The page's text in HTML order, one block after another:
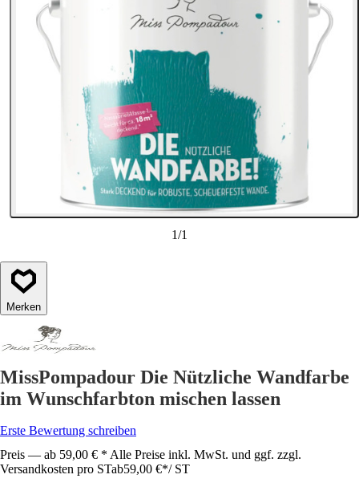
1/1
Merken
MissPompadour Die Nützliche Wandfarbe
im Wunschfarbton mischen lassen
Erste Bewertung schreiben
Preis — ab 59,00 € * Alle Preise inkl. MwSt. und ggf. zzgl.
Versandkosten pro STab59,00 €*/ ST